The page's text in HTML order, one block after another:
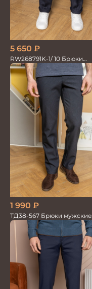
5 650 ₽
RW268791K-1/ 10 Брюки
мужские т.син. 100% Лён
1 990 ₽
ТД38-567 Брюки мужские
трикотажные